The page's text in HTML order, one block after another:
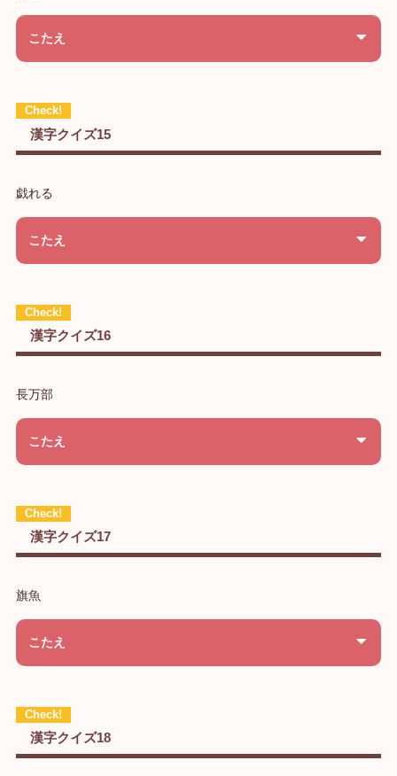
こたえ
漢字クイズ15
戯れる
こたえ
漢字クイズ16
長万部
こたえ
漢字クイズ17
旗魚
こたえ
漢字クイズ18